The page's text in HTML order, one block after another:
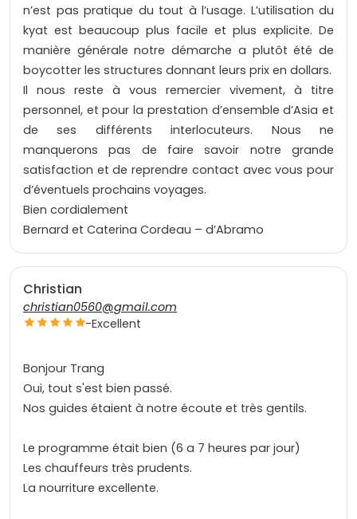
n’est pas pratique du tout à l’usage. L’utilisation du
kyat est beaucoup plus facile et plus explicite. De
manière générale notre démarche a plutôt été de
boycotter les structures donnant leurs prix en dollars.
Il nous reste à vous remercier vivement, à titre
personnel, et pour la prestation d’ensemble d’Asia et
de ses différents interlocuteurs. Nous ne
manquerons pas de faire savoir notre grande
satisfaction et de reprendre contact avec vous pour
d’éventuels prochains voyages.
Bien cordialement
Bernard et Caterina Cordeau – d’Abramo
Christian
christian0560@gmail.com
-Excellent
Bonjour Trang
Oui, tout s'est bien passé.
Nos guides étaient à notre écoute et très gentils.
Le programme était bien (6 a 7 heures par jour)
Les chauffeurs très prudents.
La nourriture excellente.